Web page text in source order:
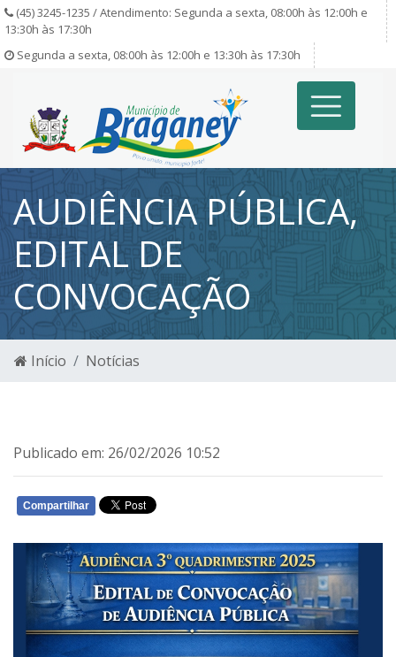
(45) 3245-1235 / Atendimento: Segunda a sexta, 08:00h às 12:00h e
13:30h às 17:30h
Segunda a sexta, 08:00h às 12:00h e 13:30h às 17:30h
AUDIÊNCIA PÚBLICA,
EDITAL DE
CONVOCAÇÃO
Início Notícias
Publicado em: 26/02/2026 10:52
Compartilhar